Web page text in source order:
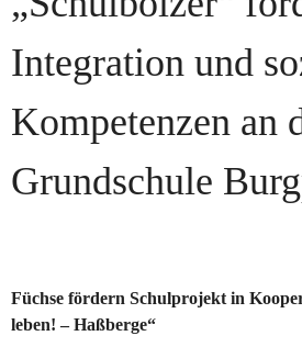
Integration und
Kompetenzen an
Grundschule
Füchse fördern Schulprojekt in
leben! – Haßberge“